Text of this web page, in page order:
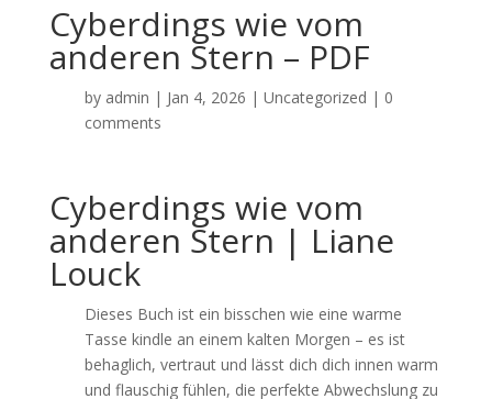
Cyberdings wie vom
anderen Stern – PDF
by admin | Jan 4, 2026 | Uncategorized | 0
comments
Cyberdings wie vom
anderen Stern | Liane
Louck
Dieses Buch ist ein bisschen wie eine warme
Tasse kindle an einem kalten Morgen – es ist
behaglich, vertraut und lässt dich dich innen warm
und flauschig fühlen, die perfekte Abwechslung zu